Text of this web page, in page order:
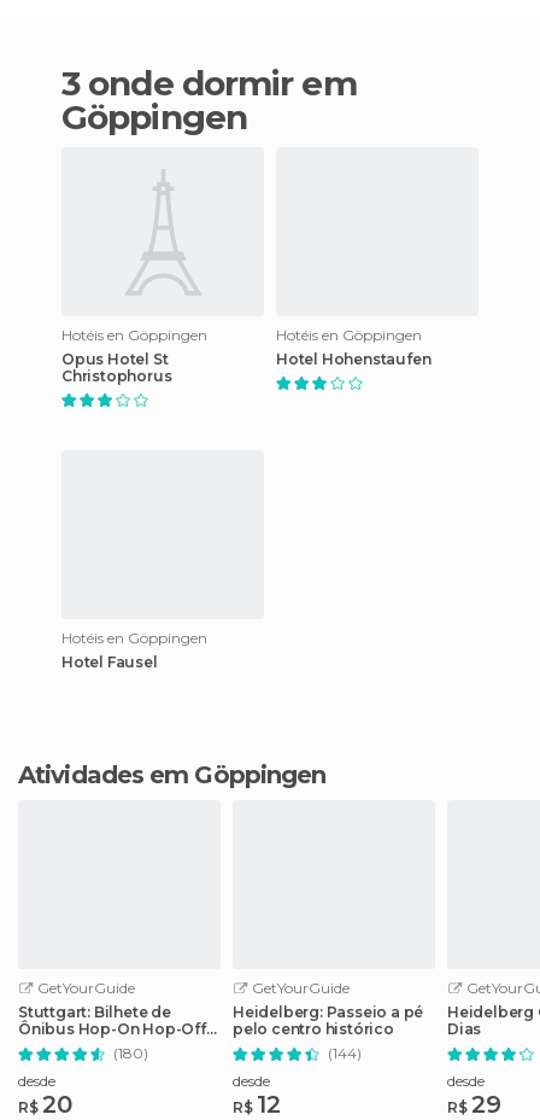
3 onde dormir em
Göppingen
Hotéis en Göppingen
Opus Hotel St
Christophorus
Hotéis en Göppingen
Hotel Hohenstaufen
Hotéis en Göppingen
Hotel Fausel
Atividades em Göppingen
GetYourGuide
Stuttgart: Bilhete de
Ônibus Hop-On Hop-Off
de 24 Horas
(180)
desde
R$ 20
GetYourGuide
Heidelberg: Passeio a pé
pelo centro histórico
(144)
desde
R$ 12
Heidelberg
Dias
desde
R$ 29